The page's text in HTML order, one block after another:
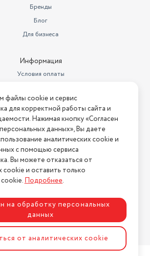
Бренды
Блог
Для бизнеса
Информация
Условия оплаты
Условия возврата
ошибку на сайте? Напишите нам
магазин "АстМаркет". У нас есть всё!
конфиденциальности
сайтаASTDESIGN
файлы cookie и сервис
для корректной работы сайта и
Нажимая кнопку «Согласен
данных», Вы даете
аналитических cookie и
с помощью сервиса
Вы можете отказаться от
cookie и оставить только
Подробнее.
на обработку персональных
данных
от аналитических cookie